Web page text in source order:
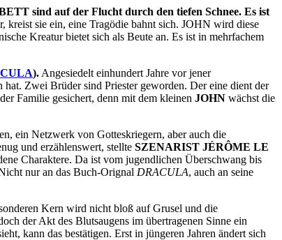
sind auf der Flucht durch den tiefen Schnee. Es ist
kreist sie ein, eine Tragödie bahnt sich. JOHN wird diese
Kreatur bietet sich als Beute an. Es ist in mehrfachem
). Angesiedelt einhundert Jahre vor jener
Zwei Brüder sind Priester geworden. Der eine dient der
Familie gesichert, denn mit dem kleinen JOHN wächst die
ein Netzwerk von Gotteskriegern, aber auch die
und erzählenswert, stellte SZENARIST JÉRÔME LE
Charaktere. Da ist vom jugendlichen Überschwang bis
nur an das Buch-Orignal DRACULA, auch an seine
Kern wird nicht bloß auf Grusel und die
der Akt des Blutsaugens im übertragenen Sinne ein
kann das bestätigen. Erst in jüngeren Jahren ändert sich